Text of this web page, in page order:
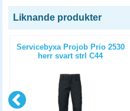
Liknande produkter
Servicebyxa Projob Prio 2530
herr svart strl C44